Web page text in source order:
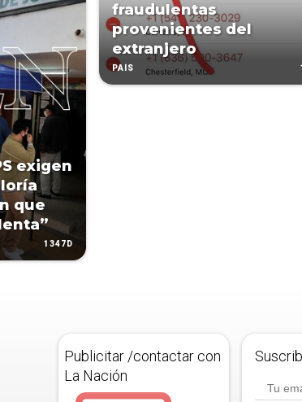
exigen
que
1347D
fraudulentas
provenientes del
extranjero
PAÍS
Publicitar /contactar con
La Nación